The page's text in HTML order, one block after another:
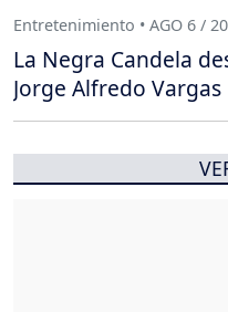
Entretenimiento • AGO 6 /
La Negra Candela
Jorge Alfredo Vargas